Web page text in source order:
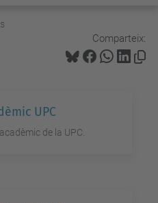
Comparteix:
UPC
de la UPC.